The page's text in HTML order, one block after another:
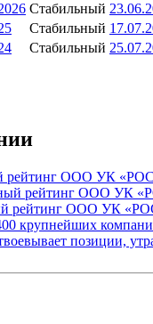
Стабильный
Стабильный
Стабильный
рейтинг ООО УК
рейтинг ООО
рейтинг ООО УК
крупнейших
позиции,